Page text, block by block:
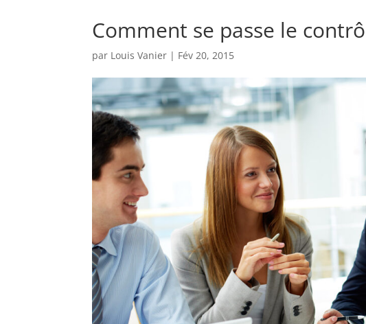
Comment se passe le
par Louis Vanier | Fév 20, 2015